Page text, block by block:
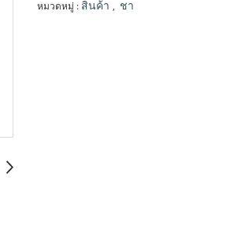
หมวดหมู่ : สินค้า , ชา